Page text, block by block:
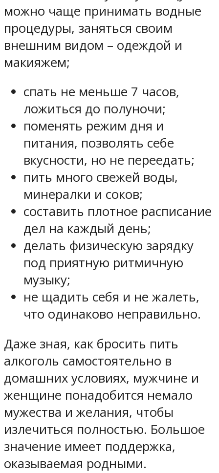
можно чаще принимать водные
процедуры, заняться своим
внешним видом – одеждой и
макияжем;
спать не меньше 7 часов,
ложиться до полуночи;
поменять режим дня и
питания, позволять себе
вкусности, но не переедать;
пить много свежей воды,
минералки и соков;
составить плотное расписание
дел на каждый день;
делать физическую зарядку
под приятную ритмичную
музыку;
не щадить себя и не жалеть,
что одинаково неправильно.
Даже зная, как бросить пить
алкоголь самостоятельно в
домашних условиях, мужчине и
женщине понадобится немало
мужества и желания, чтобы
излечиться полностью. Большое
значение имеет поддержка,
оказываемая родными.